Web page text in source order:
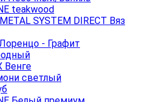
teakwood
SYSTEM DIRECT Вяз
- Графит
светлый